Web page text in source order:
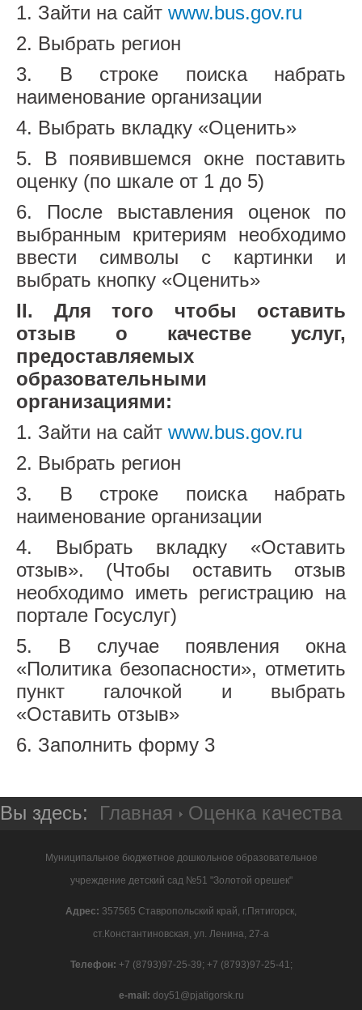
1. Зайти на сайт www.bus.gov.ru
2. Выбрать регион
3. В строке поиска набрать
наименование организации
4. Выбрать вкладку «Оценить»
5. В появившемся окне поставить
оценку (по шкале от 1 до 5)
6. После выставления оценок по
выбранным критериям необходимо
ввести символы с картинки и
выбрать кнопку «Оценить»
II. Для того чтобы оставить
отзыв о качестве услуг,
предоставляемых
образовательными
организациями:
1. Зайти на сайт www.bus.gov.ru
2. Выбрать регион
3. В строке поиска набрать
наименование организации
4. Выбрать вкладку «Оставить
отзыв». (Чтобы оставить отзыв
необходимо иметь регистрацию на
портале Госуслуг)
5. В случае появления окна
«Политика безопасности», отметить
пункт галочкой и выбрать
«Оставить отзыв»
6. Заполнить форму 3
Вы здесь: Главная Оценка качества
Муниципальное бюджетное дошкольное образовательное
учреждение детский сад №51 "Золотой орешек"
Адрес: 357565 Ставропольский край, г.Пятигорск,
ст.Константиновская, ул. Ленина, 27-а
Телефон: +7 (8793)97-25-39; +7 (8793)97-25-41;
e-mail: doy51@pjatigorsk.ru